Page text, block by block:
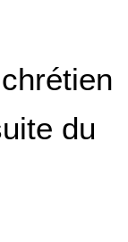
du